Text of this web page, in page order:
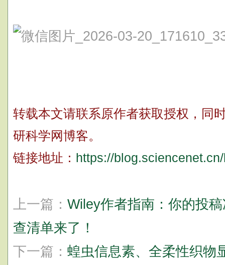
转载本文请联系原作者获取授权，同
研科学网博客。
链接地址： https://
上一篇： Wiley作者指南：你的投
查清单来了！
下一篇： 蝗虫信息素、全柔性织物